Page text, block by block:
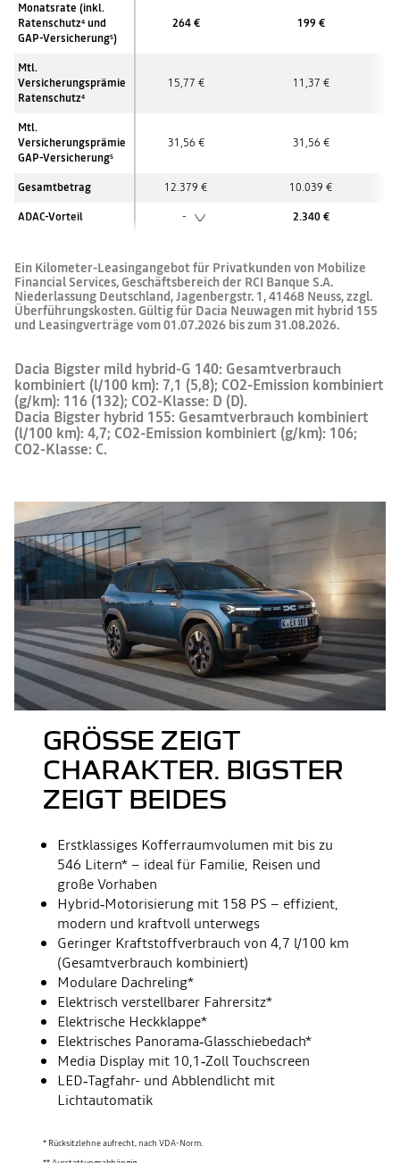
Monatsrate (inkl.
Ratenschutz4 und
GAP-Versicherung5)
264 € 199 €
Mtl.
Versicherungsprämie
Ratenschutz4
15,77 € 11,37 €
Mtl.
Versicherungsprämie
GAP-Versicherung5
31,56 € 31,56 €
Gesamtbetrag 12.379 € 10.039 €
ADAC-Vorteil - 2.340 €
Ein Kilometer-Leasingangebot für Privatkunden von Mobilize
Financial Services, Geschäftsbereich der RCI Banque S.A.
Niederlassung Deutschland, Jagenbergstr. 1, 41468 Neuss, zzgl.
Überführungskosten. Gültig für Dacia Neuwagen mit hybrid 155
und Leasingverträge vom 01.07.2026 bis zum 31.08.2026.
Dacia Bigster mild hybrid-G 140: Gesamtverbrauch
kombiniert (l/100 km): 7,1 (5,8); CO2-Emission kombiniert
(g/km): 116 (132); CO2-Klasse: D (D).
Dacia Bigster hybrid 155: Gesamtverbrauch kombiniert
(l/100 km): 4,7; CO2-Emission kombiniert (g/km): 106;
CO2-Klasse: C.
GRÖSSE ZEIGT C
HARAKTER. BIGSTER Z
EIGT BEIDES
Erstklassiges Kofferraumvolumen mit bis zu
546 Litern* – ideal für Familie, Reisen und
große Vorhaben
Hybrid‑Motorisierung mit 158 PS – effizient,
modern und kraftvoll unterwegs
Geringer Kraftstoffverbrauch von 4,7 l/100 km
(Gesamtverbrauch kombiniert)
Modulare Dachreling*
Elektrisch verstellbarer Fahrersitz*
Elektrische Heckklappe*
Elektrisches Panorama‑Glasschiebedach*
Media Display mit 10,1‑Zoll Touchscreen
LED‑Tagfahr- und Abblendlicht mit
Lichtautomatik
* Rücksitzlehne aufrecht, nach VDA-Norm.